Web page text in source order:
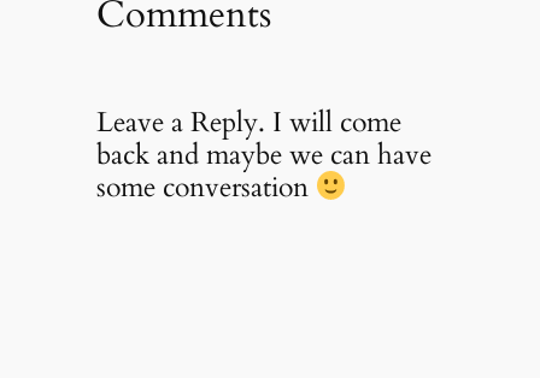
Comments
Leave a Reply. I will come
back and maybe we can have
some conversation